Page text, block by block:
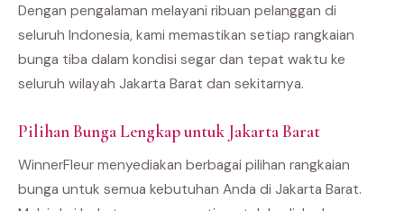
Dengan pengalaman melayani ribuan pelanggan di
seluruh Indonesia, kami memastikan setiap rangkaian
bunga tiba dalam kondisi segar dan tepat waktu ke
seluruh wilayah Jakarta Barat dan sekitarnya.
Pilihan Bunga Lengkap untuk Jakarta Barat
WinnerFleur menyediakan berbagai pilihan rangkaian
bunga untuk semua kebutuhan Anda di Jakarta Barat.